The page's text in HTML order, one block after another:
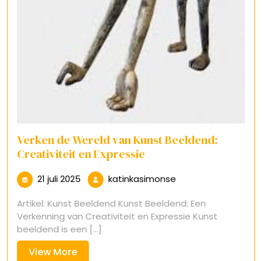
Verken de Wereld van Kunst Beeldend:
Creativiteit en Expressie
21 juli 2025
2025
katinkasimonse
Artikel: Kunst Beeldend Kunst Beeldend: Een
Verkenning van Creativiteit en Expressie Kunst
beeldend is een [...]
View MoreView